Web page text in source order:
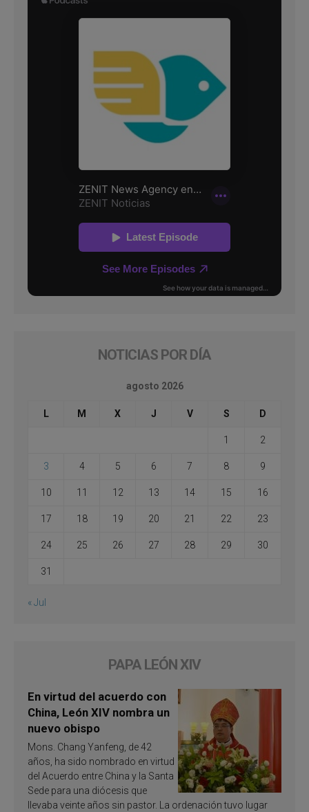
NOTICIAS POR DÍA
agosto 2026
L M X J V S D
1 2
3 4 5 6 7 8 9
10 11 12 13 14 15 16
17 18 19 20 21 22 23
24 25 26 27 28 29 30
31
« Jul
PAPA LEÓN XIV
En virtud del acuerdo con
China, León XIV nombra un
nuevo obispo
Mons. Chang Yanfeng, de 42
años, ha sido nombrado en virtud
del Acuerdo entre China y la Santa
Sede para una diócesis que
llevaba veinte años sin pastor. La ordenación tuvo lugar